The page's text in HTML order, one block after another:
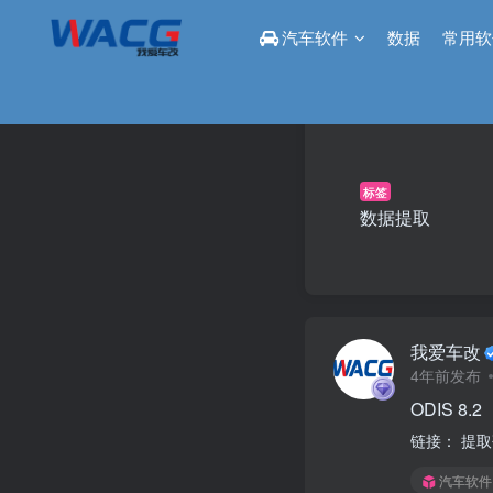
汽车软件 数据 常用
标签
数据提取
我爱车改
4年前发布
ODIS 8.2
链接： 提
汽车软件